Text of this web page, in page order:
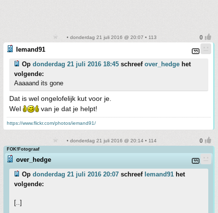
• donderdag 21 juli 2016 @ 20:07 • 113
Iemand91
Op donderdag 21 juli 2016 18:45 schreef over_hedge het
volgende:
Aaaaand its gone
Dat is wel ongelofelijk kut voor je.
Wel
van je dat je helpt!
https://www.flickr.com/photos/iemand91/
• donderdag 21 juli 2016 @ 20:14 • 114
FOK!Fotograaf
over_hedge
Op donderdag 21 juli 2016 20:07 schreef Iemand91 het
volgende:
[..]